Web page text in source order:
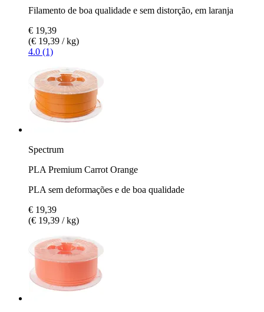
Filamento de boa qualidade e sem distorção, em laranja
€ 19,39
(€ 19,39 / kg)
4.0 (1)
Spectrum
PLA Premium Carrot Orange
PLA sem deformações e de boa qualidade
€ 19,39
(€ 19,39 / kg)